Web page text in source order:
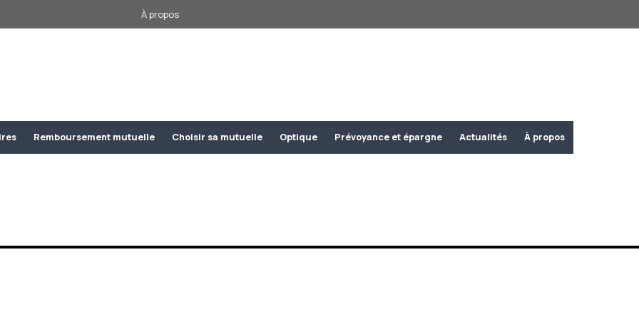
À propos
Remboursement mutuelle Choisir sa mutuelle Optique Prévoyance et épargne Actualités À propos